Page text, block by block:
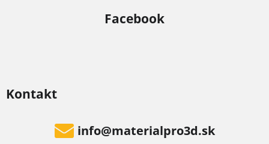
Kontakt
info@materialpro3d.sk
Facebook